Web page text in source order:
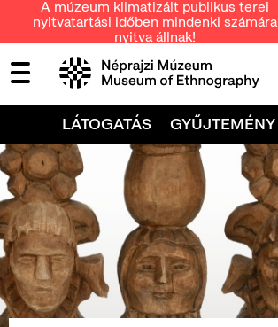
A múzeum klimatizált publikus terei
nyitvatartási időben mindenki számára
nyitva állnak!
LÁTOGATÁS GYŰJTEMÉNY